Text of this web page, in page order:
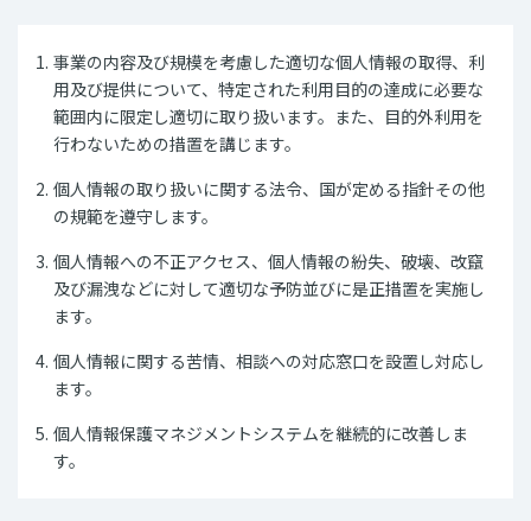
事業の内容及び規模を考慮した適切な個人情報の取得、利
用及び提供について、特定された利用目的の達成に必要な
範囲内に限定し適切に取り扱います。また、目的外利用を
行わないための措置を講じます。
個人情報の取り扱いに関する法令、国が定める指針その他
の規範を遵守します。
個人情報への不正アクセス、個人情報の紛失、破壊、改竄
及び漏洩などに対して適切な予防並びに是正措置を実施し
ます。
個人情報に関する苦情、相談への対応窓口を設置し対応し
ます。
個人情報保護マネジメントシステムを継続的に改善しま
す。